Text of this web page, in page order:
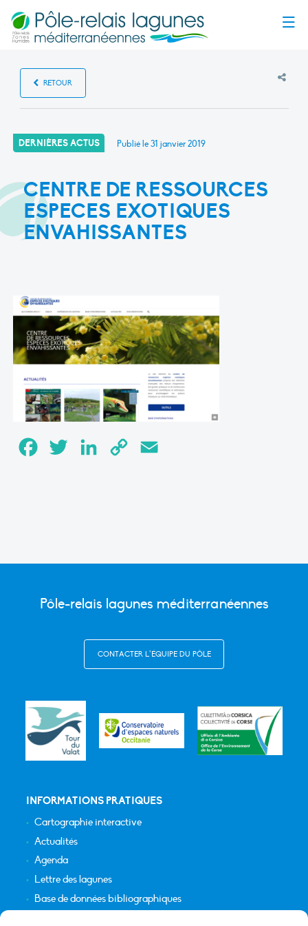
RETOUR
DERNIÈRES ACTUS Publié le31 janvier 2019
CENTRE DE RESSOURCES
ESPECES EXOTIQUES
ENVAHISSANTES
FacebookTwitter LinkedInCopy
Pôle-relais lagunes méditerranéennes
CONTACTER L’ÉQUIPE DU PÔLE
INFORMATIONS PRATIQUES
Cartographie interactive
Actualités
Agenda
Lettre des lagunes
Base de données bibliographiques